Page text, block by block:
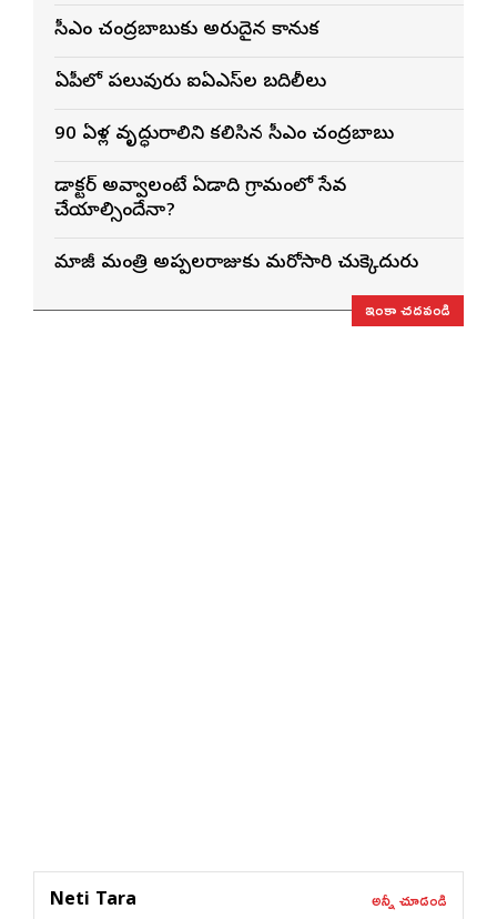
సీఎం చంద్రబాబుకు అరుదైన కానుక
ఏపీలో పలువురు ఐఏఎస్‌ల బదిలీలు
90 ఏళ్ల వృద్ధురాలిని కలిసిన సీఎం చంద్రబాబు
డాక్టర్ అవ్వాలంటే ఏడాది గ్రామంలో సేవ
చేయాల్సిందేనా?
మాజీ మంత్రి అప్పలరాజుకు మరోసారి చుక్కెదురు
ఇంకా చదవండి
Neti Tara అన్నీ చూడండి